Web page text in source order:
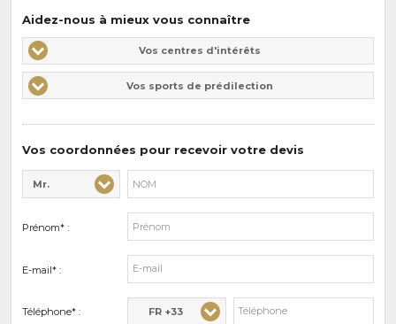
Aidez-nous à mieux vous connaître
Vos
centres
d'intérêts
Vos centres d'intérêts
Vos
sports
de
Vos sports de prédilection
Vos coordonnées pour recevoir votre devis
Civilité* :
Mr.
Nom* :
Prénom* :
E-mail* :
Téléphone* : FR +33